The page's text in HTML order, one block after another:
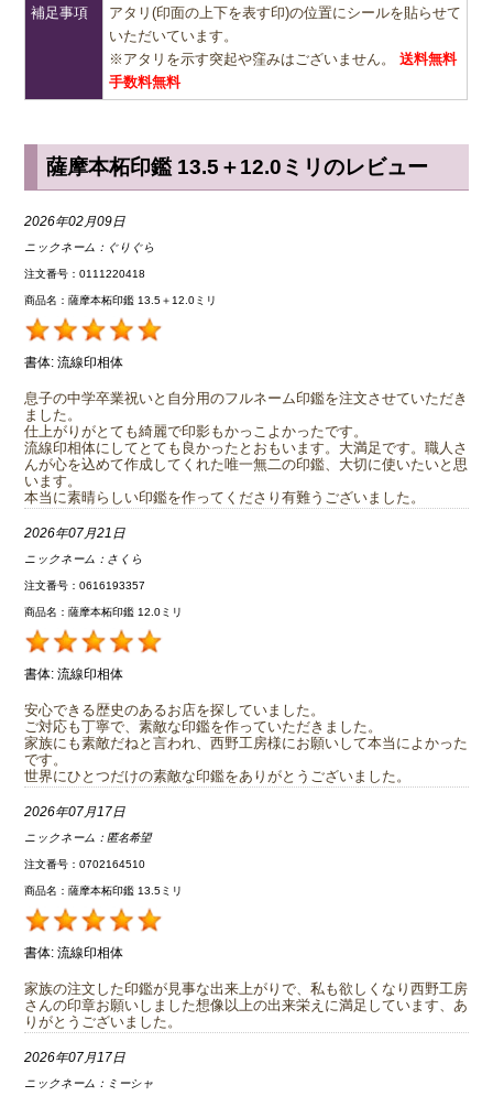
補足事項
アタリ(印面の上下を表す印)の位置にシールを貼らせて
いただいています。
※アタリを示す突起や窪みはございません。送料無料
手数料無料
薩摩本柘印鑑 13.5＋12.0ミリのレビュー
2026年02月09日
ニックネーム： ぐりぐら
注文番号：0111220418
商品名：薩摩本柘印鑑 13.5＋12.0ミリ
書体: 流線印相体
息子の中学卒業祝いと自分用のフルネーム印鑑を注文させていただき
ました。
仕上がりがとても綺麗で印影もかっこよかったです。
流線印相体にしてとても良かったとおもいます。大満足です。職人さ
んが心を込めて作成してくれた唯一無二の印鑑、大切に使いたいと思
います。
本当に素晴らしい印鑑を作ってくださり有難うございました。
2026年07月21日
ニックネーム： さくら
注文番号：0616193357
商品名：薩摩本柘印鑑 12.0ミリ
書体: 流線印相体
安心できる歴史のあるお店を探していました。
ご対応も丁寧で、素敵な印鑑を作っていただきました。
家族にも素敵だねと言われ、西野工房様にお願いして本当によかった
です。
世界にひとつだけの素敵な印鑑をありがとうございました。
2026年07月17日
ニックネーム： 匿名希望
注文番号：0702164510
商品名：薩摩本柘印鑑 13.5ミリ
書体: 流線印相体
家族の注文した印鑑が見事な出来上がりで、私も欲しくなり西野工房
さんの印章お願いしました想像以上の出来栄えに満足しています、あ
りがとうございました。
2026年07月17日
ニックネーム： ミーシャ